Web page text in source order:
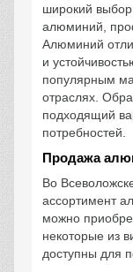
широкий
алюминий,
Алюминий
и
популярным
отраслях.
подходящий
потребностей.
Продажа
Во
ассортимент
можно
некоторые из
доступны для